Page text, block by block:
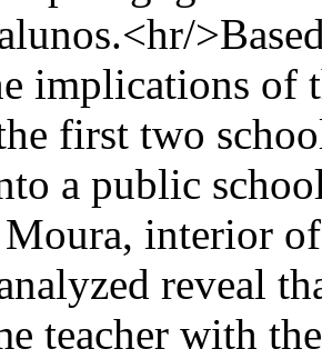
implications of
first two
a public
interior
reveal
teacher with